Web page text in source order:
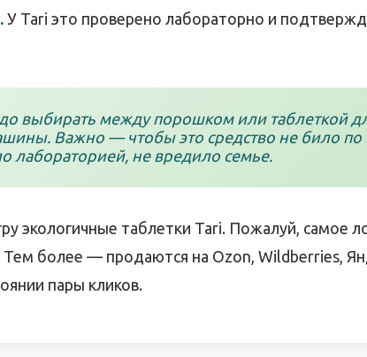
У Tari это проверено лабораторно и
выбирать между порошком или таблеткой
Важно — чтобы это средство не било по
лабораторией, не вредило семье.
экологичные таблетки Tari. Пожалуй, самое
Тем более — продаются на Ozon, Wildberries,
пары кликов.